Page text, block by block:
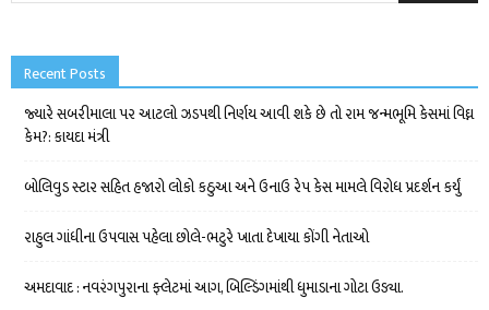
Recent Posts
જ્યારે સબરીમાલા પર આટલો ઝડપથી નિર્ણય આવી શકે છે તો રામ જન્મભૂમિ કેસમાં વિઘ્ન
કેમ?: કાયદા મંત્રી
બોલિવુડ સ્ટાર સહિત હજારો લોકો કઠુઆ અને ઉનાઉ રેપ કેસ મામલે વિરોધ પ્રદર્શન કર્યું
રાહુલ ગાંધીના ઉપવાસ પહેલા છોલે-ભટુરે ખાતા દેખાયા કોંગી નેતાઓ
અમદાવાદ : નવરંગપુરાના ફ્લેટમાં આગ, બિલ્ડિંગમાંથી ધુમાડાના ગોટા ઉડ્યા.